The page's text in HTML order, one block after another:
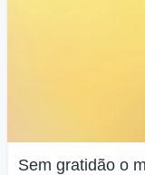
Sem gratidão o